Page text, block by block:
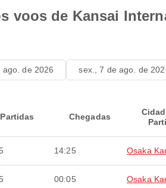
voos de Kansai
ago. de 2026 sex., 7 de ago. de
Partidas Chegadas
14:25 Osaka
00:05 Osaka